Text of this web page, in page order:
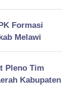
Formasi
Melawi
Pleno Tim
Kabupaten